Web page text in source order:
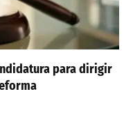
para dirigir